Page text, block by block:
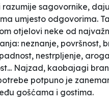
razumije sagovornike,
umjesto odgovorima.
otjelovi neke od
neznanje, površnost,
nestrpljenje,
Najzad, kaobajagi
potpuno je
gošćama i gostima.